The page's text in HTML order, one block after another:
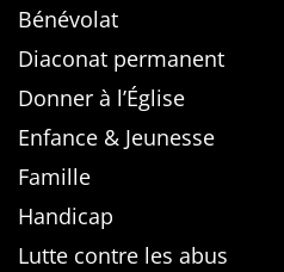
Bénévolat
Diaconat permanent
Donner à l’Église
Enfance & Jeunesse
Famille
Handicap
Lutte contre les abus